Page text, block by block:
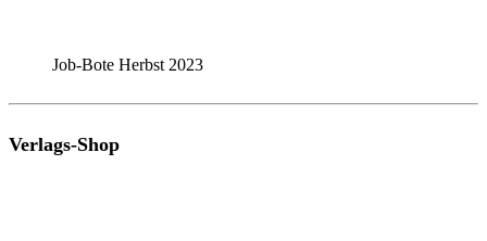
Job-Bote Herbst 2023
Verlags-Shop